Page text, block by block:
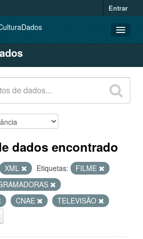
Entrar
dados encontrado
XML Etiquetas:
FILME
CNAE
TELEVISÃO